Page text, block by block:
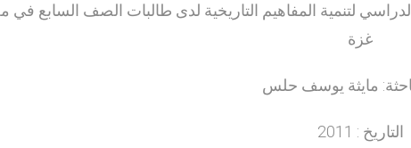
لتنمية المفاهيم التاريخية لدى طالبات الصف السابع في
غزة
مايثة يوسف حلس
التاريخ : 2011